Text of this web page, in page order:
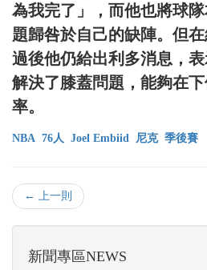
為我完了」，而他也將球
題歸咎於自己的缺陣。但
過後他仍給出利多消息，
解決了膝蓋問題，能夠在
率。
NBA 76人 Joel Embiid 尼克 季後賽
← 上一則
新聞專區NEWS